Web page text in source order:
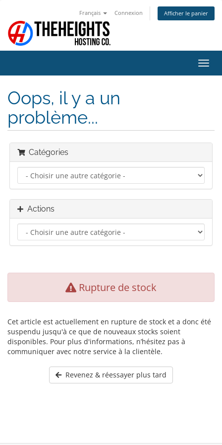
Français Connexion Afficher le panier
la
Oops, il y a un
problème...
Catégories
Actions
Rupture de stock
Cet article est actuellement en rupture de stock et a donc été
suspendu jusqu'à ce que de nouveaux stocks soient
disponibles. Pour plus d'informations, n’hésitez pas à
communiquer avec notre service à la clientèle.
Revenez & réessayer plus tard